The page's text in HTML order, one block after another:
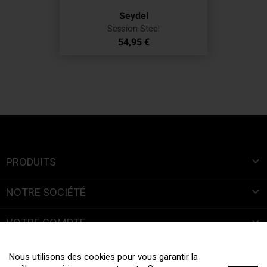
Nous utilisons des cookies pour vous garantir la
Seydel
Session Steel
Prix
54,95 €
PRODUITS 
NOTRE SOCIÉTÉ 
VOTRE COMPTE 
INFORMATIONS